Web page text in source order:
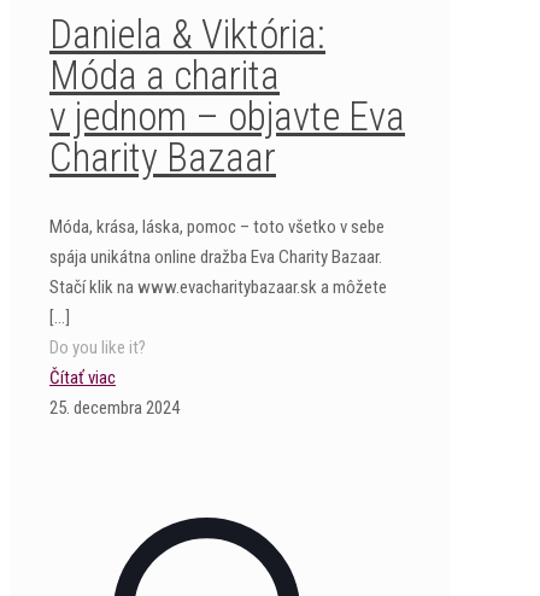
Daniela & Viktória:
Móda a charita
v jednom – objavte Eva
Charity Bazaar
Móda, krása, láska, pomoc – toto všetko v sebe
spája unikátna online dražba Eva Charity Bazaar.
Stačí klik na www.evacharitybazaar.sk a môžete
[…]
Do you like it?
Čítať viac
25. decembra 2024